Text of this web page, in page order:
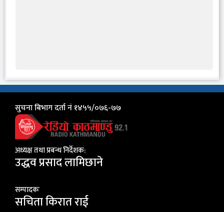
सुचना बिभाग दर्ता नं १४५५/०७६-७७
अध्यक्ष तथा प्रबन्ध निर्देशक:
उद्धव प्रसाद लामिछाने
सम्पादकः
सचिता किरात राई